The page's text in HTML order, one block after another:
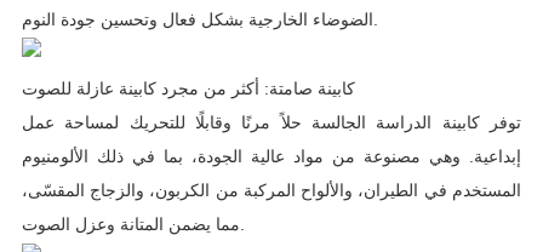
الضوضاء الخارجية بشكل فعال وتحسين جودة النوم
كابينة صامتة: أكثر من مجرد كابينة عازلة للصوت
توفر كابينة الدراسة الجالسة حلاً مرنًا وقابلًا للتحريك لمساحة عمل
إبداعية. وهي مصنوعة من مواد عالية الجودة، بما في ذلك الألومنيوم
المستخدم في الطيران، والألواح المركبة من الكربون، والزجاج المقسّى،
مما يضمن المتانة وعزل الصوت.